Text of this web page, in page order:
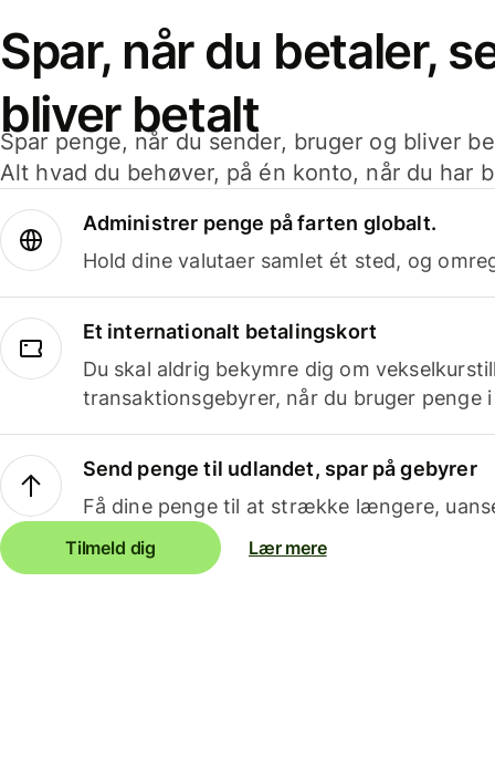
Spar, når du betaler,
bliver betalt
Spar penge, når du sender, bruger og bliver
Alt hvad du behøver, på én konto, når du har
Administrer penge på farten globalt.
Hold dine valutaer samlet ét sted, og
Et internationalt betalingskort
Du skal aldrig bekymre dig om
transaktionsgebyrer, når du bruger penge
Send penge til udlandet, spar på gebyrer
Få dine penge til at strække længere,
Tilmeld dig Lær mere